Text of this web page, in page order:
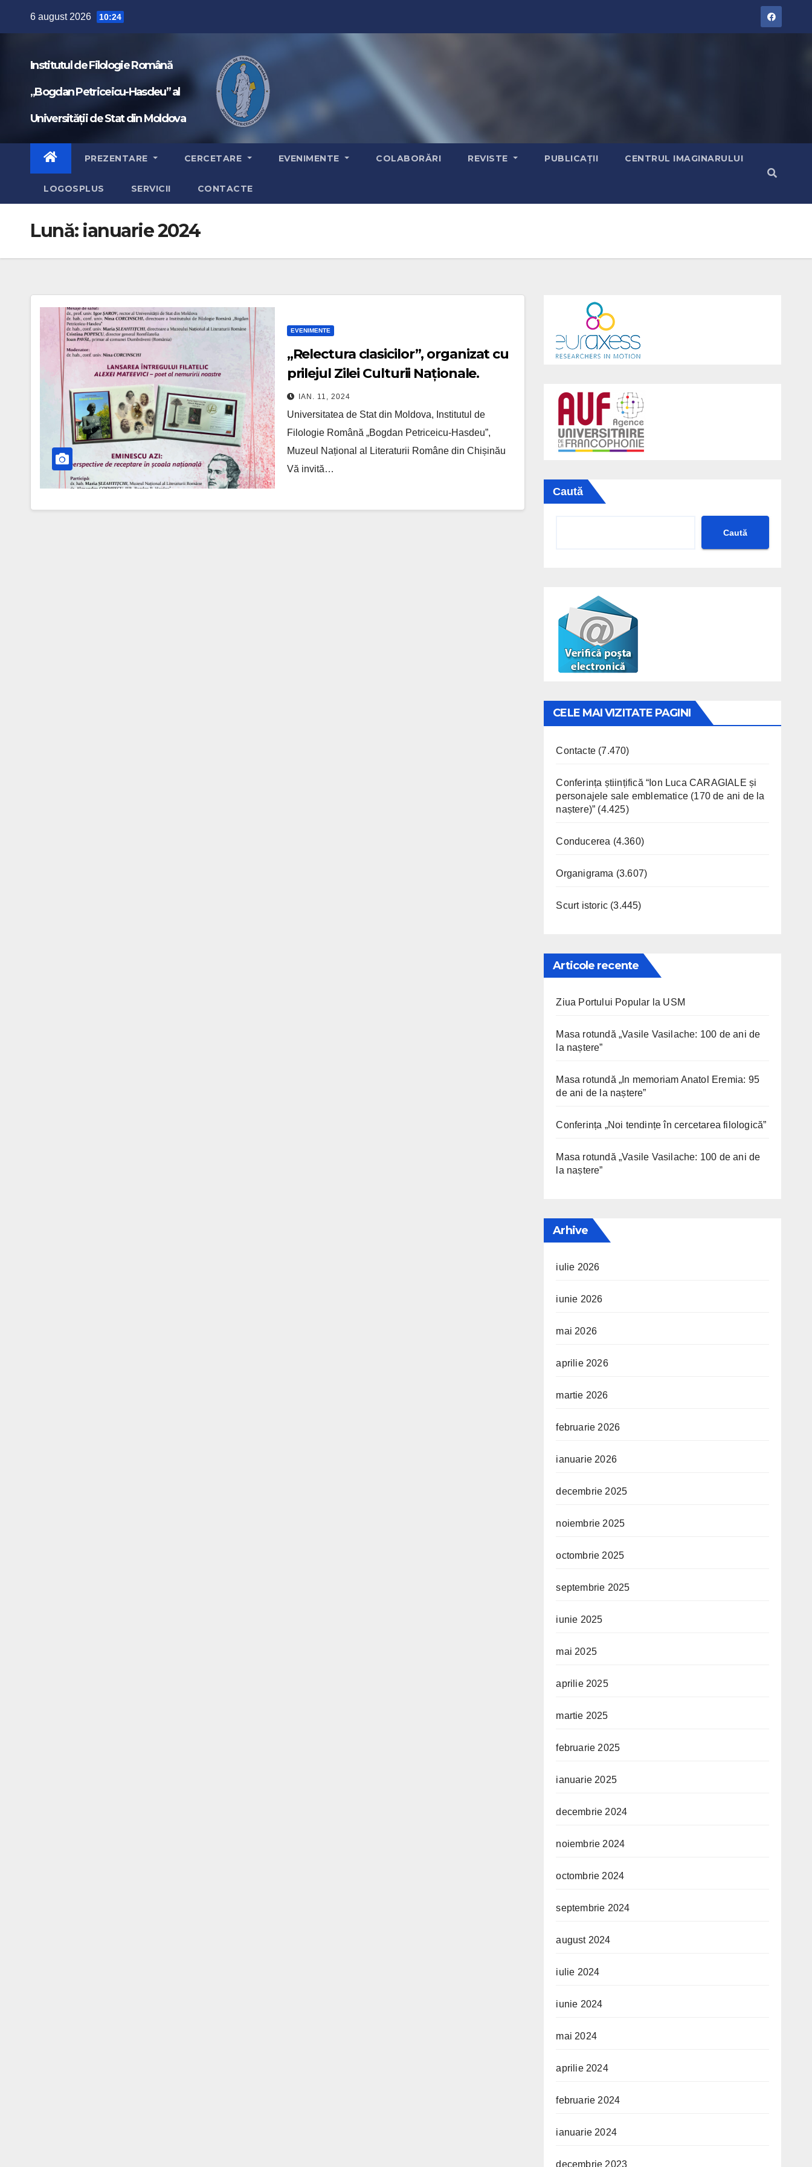
6 august 2026 10:24
Institutul de Filologie Română
„Bogdan Petriceicu-Hasdeu” al
Universității de Stat din Moldova
PREZENTARE CERCETARE EVENIMENTE COLABORĂRI REVISTE PUBLICAȚII CENTRUL IMAGINARULUI
LOGOSPLUS SERVICII CONTACTE
Lună: ianuarie 2024
EVENIMENTE
„Relectura clasicilor”, organizat cu
prilejul Zilei Culturii Naționale.
IAN. 11, 2024
Universitatea de Stat din Moldova, Institutul de
Filologie Română „Bogdan Petriceicu-Hasdeu”,
Muzeul Național al Literaturii Române din Chișinău
Vă invită…
Caută
Caută
CELE MAI VIZITATE PAGINI
Contacte (7.470)
Conferința științifică “Ion Luca CARAGIALE și
personajele sale emblematice (170 de ani de la
naștere)” (4.425)
Conducerea (4.360)
Organigrama (3.607)
Scurt istoric (3.445)
Articole recente
Ziua Portului Popular la USM
Masa rotundă „Vasile Vasilache: 100 de ani de
la naștere”
Masa rotundă „In memoriam Anatol Eremia: 95
de ani de la naștere”
Conferința „Noi tendințe în cercetarea filologică”
Masa rotundă „Vasile Vasilache: 100 de ani de
la naștere”
Arhive
iulie 2026
iunie 2026
mai 2026
aprilie 2026
martie 2026
februarie 2026
ianuarie 2026
decembrie 2025
noiembrie 2025
octombrie 2025
septembrie 2025
iunie 2025
mai 2025
aprilie 2025
martie 2025
februarie 2025
ianuarie 2025
decembrie 2024
noiembrie 2024
octombrie 2024
septembrie 2024
august 2024
iulie 2024
iunie 2024
mai 2024
aprilie 2024
februarie 2024
ianuarie 2024
decembrie 2023